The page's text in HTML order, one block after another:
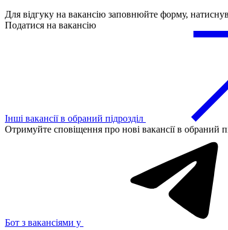
Для відгуку на вакансію заповнюйте форму,
Податися на вакансію
Інші вакансії в обраний підрозділ
Отримуйте сповіщення про нові вакансії в обраний
Бот з вакансіями у